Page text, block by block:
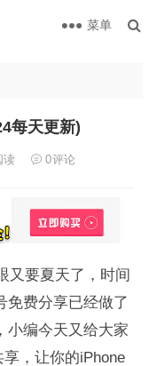
菜单
每天更新)
读 0评论
又要夏天了，时间
免费分享已经做了
小编今天又给大家
，让你的iPhone